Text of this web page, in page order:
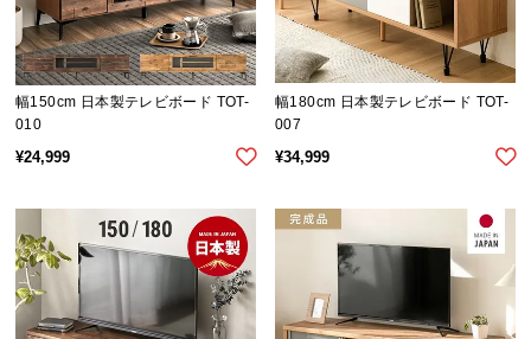
配
送
に
つ
て
開
梱
設
置
サ
幅150cm 日本製テレビボード TOT-
010
¥24,999
幅180cm 日本製テレビボード TOT-
007
¥34,999